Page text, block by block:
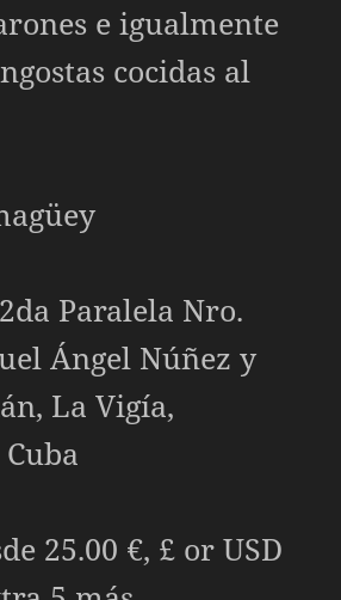
e igualmente
cocidas al
Paralela Nro.
Ángel Núñez y
La Vigía,
25.00 €, £ or USD